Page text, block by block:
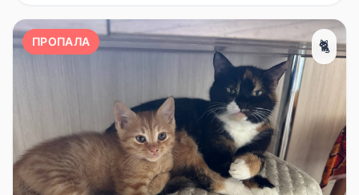
ПРОПАЛА 🐈